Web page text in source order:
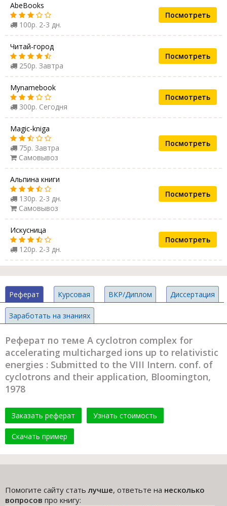
AbeBooks
100р. 2-3 дн.
Посмотреть
Читай-город
250р. Завтра
Посмотреть
Mynamebook
300р. Сегодня
Посмотреть
Magic-kniga
75р. Завтра
Самовывоз
Посмотреть
Альпина книги
130р. 2-3 дн.
Самовывоз
Посмотреть
Искусница
120р. 2-3 дн.
Посмотреть
Реферат Курсовая ВКР/Диплом Диссертация
Заработать на знаниях
Реферат по теме A cyclotron complex for
accelerating multicharged ions up to relativistic
energies : Submitted to the VIII Intern. conf. of
cyclotrons and their application, Bloomington,
1978
Заказать реферат Узнать стоимость
Скачать пример
Помогите сайту статьлучше, ответьте на несколько
вопросов про книгу: